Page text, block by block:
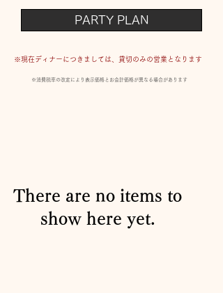
PARTY PLAN
※現在ディナーにつきましては、貸切のみの営業となります
※消費税率の改定により表示価格とお会計価格が異なる場合があります
There are no items to
show here yet.